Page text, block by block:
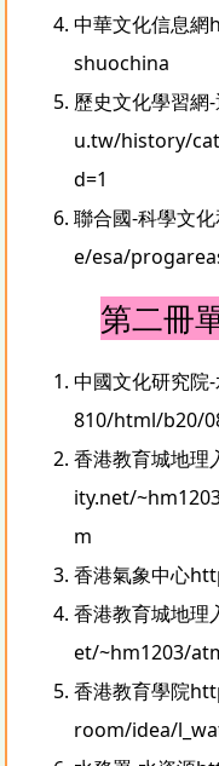
中華文化信息網
shuochina
歷史文化學習網
u.tw/history/
d=1
聯合國-科學文
e/esa/
第二冊
中國文化研究院
810/html/b20/
香港教育城地理
ity.net/
m
香港氣象中心
香港教育城地理
et/~hm1203/
香港教育學院
room/idea/